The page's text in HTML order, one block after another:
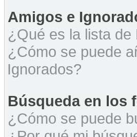
Amigos e
¿Qué es la lista de
¿Cómo se puede
Ignorados?
Búsqueda en los
¿Cómo se puede